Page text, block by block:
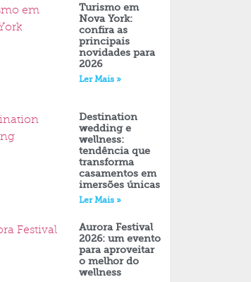
Turismo em
Nova York:
confira as
principais
novidades para
2026
Ler Mais »
Destination
wedding e
wellness:
tendência que
transforma
casamentos em
imersões únicas
Ler Mais »
Aurora Festival
2026: um evento
para aproveitar
o melhor do
wellness